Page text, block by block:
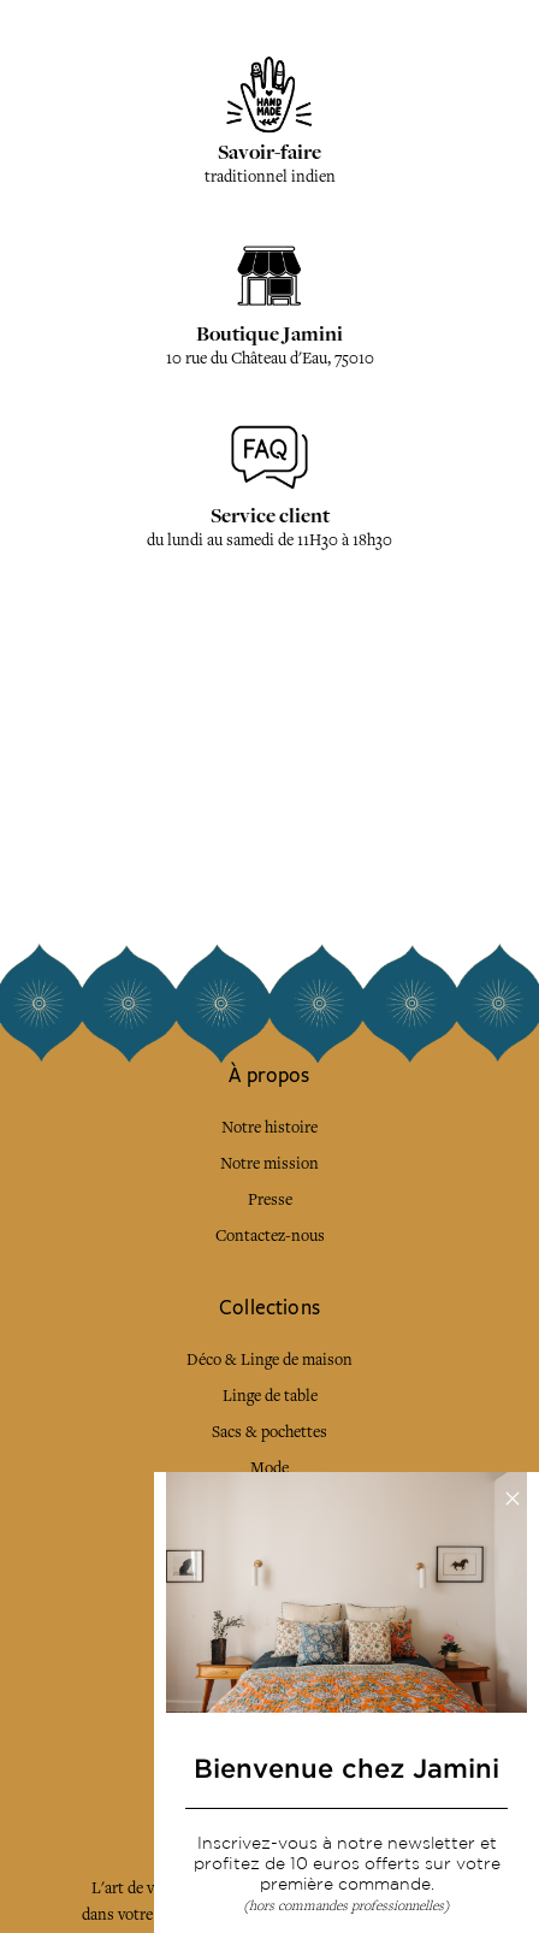
Savoir-faire
traditionnel indien
Boutique Jamini
10 rue du Château d'Eau, 75010
Service client
du lundi au samedi de 11H30 à 18h30
À propos
Notre histoire
Notre mission
Presse
Contactez-nous
Collections
Déco & Linge de maison
Linge de table
Sacs & pochettes
Mode
Livraison & retour
CGV
Devenir revendeur
Notre communauté
L'art de vivre JAMINI raconté avec poésie et élégance
dans votre boîte mail. Inscrivez vous à notre newsletter
Bienvenue chez Jamini
Inscrivez-vous à notre newsletter et
profitez de 10 euros offerts sur votre
première commande.
(hors commandes professionnelles)